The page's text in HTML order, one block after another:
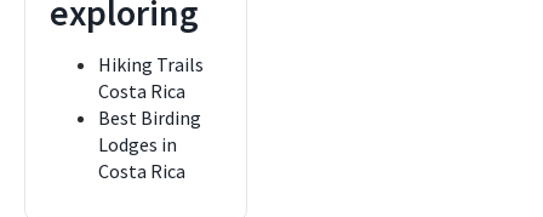
exploring
Hiking Trails
Costa Rica
Best Birding
Lodges in
Costa Rica